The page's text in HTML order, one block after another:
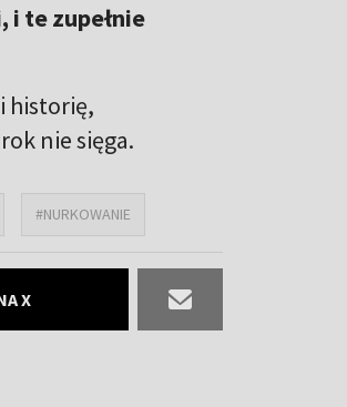
i te zupełnie
historię,
nie sięga.
#NURKOWANIE
X